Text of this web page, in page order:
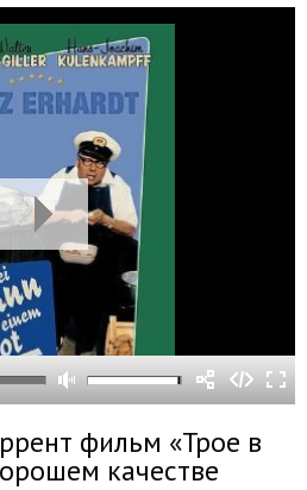
фильм «Трое в
качестве